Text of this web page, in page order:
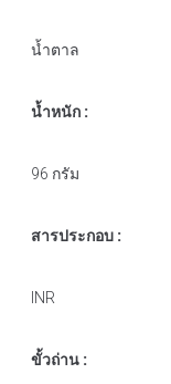
น้ำตาล
น้ำหนัก :
96 กรัม
สารประกอบ :
INR
ขั้วถ่าน :